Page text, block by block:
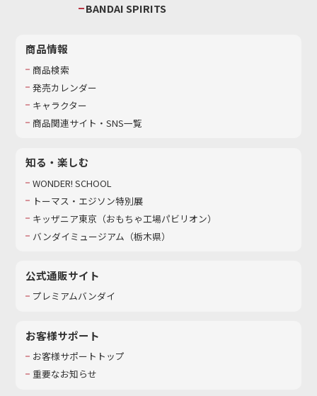
BANDAI SPIRITS
商品情報
商品検索
発売カレンダー
キャラクター
商品関連サイト・SNS一覧
知る・楽しむ
WONDER! SCHOOL
トーマス・エジソン特別展
キッザニア東京（おもちゃ工場パビリオン）​
バンダイミュージアム（栃木県）
公式通販サイト
プレミアムバンダイ
お客様サポート
お客様サポートトップ
重要なお知らせ